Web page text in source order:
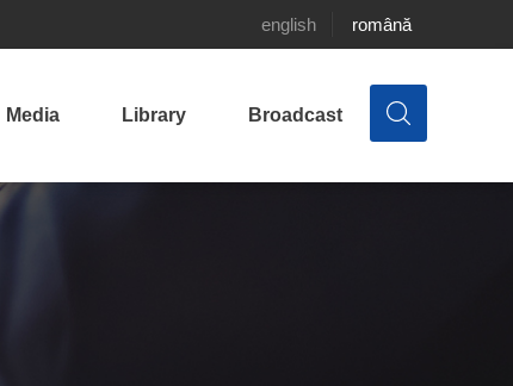
english română
Media Library Broadcast